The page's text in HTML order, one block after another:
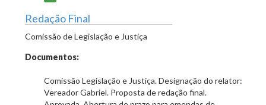
Redação Final
Comissão de Legislação e Justiça
Documentos:
Comissão Legislação e Justiça. Designação do relator:
Vereador Gabriel. Proposta de redação final.